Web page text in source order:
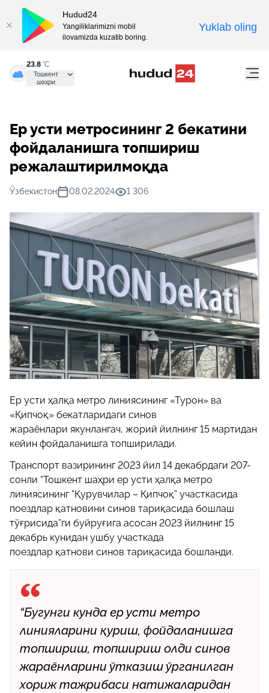
23.8 °C
Тошкент
шаҳри
Ер усти метросининг 2 бекатини
фойдаланишга топшириш
режалаштирилмоқда
Ўзбекистон 08.02.2024 1 306
Ер усти ҳалқа метро линиясининг «Турон» ва
«Қипчоқ» бекатларидаги синов
жараёнлари якунлангач, жорий йилнинг 15 мартидан
кейин фойдаланишга топширилади.
Транспорт вазирининг 2023 йил 14 декабрдаги 207-
сонли “Тошкент шаҳри ер усти ҳалқа метро
линиясининг “Қурувчилар – Қипчоқ” участкасида
поездлар қатновини синов тариқасида бошлаш
тўғрисида”ги буйруғига асосан 2023 йилнинг 15
декабрь кунидан ушбу участкада
поездлар қатнови синов тариқасида бошланди.
“Бугунги кунда ер усти метро
линияларини қуриш, фойдаланишга
топшириш, топшириш олди синов
жараёнларини ўтказиш ўрганилган
хориж тажрибаси натижаларидан
Hudud24
Yangiliklarimizni mobil
ilovamizda kuzatib boring.
Yuklab oling